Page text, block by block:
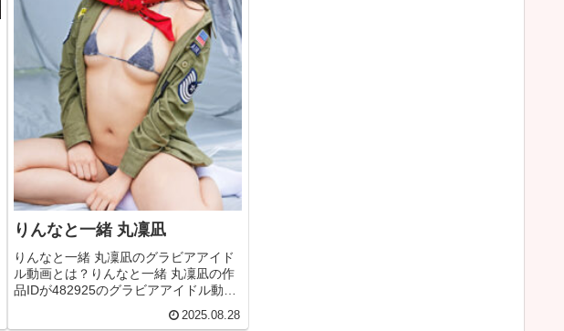
りんなと一緒 丸凜凪
りんなと一緒 丸凜凪のグラビアアイド
ル動画とは？りんなと一緒 丸凜凪の作
品IDが482925のグラビアアイドル動画
す！無料サンプル＆フル動画を見るり
2025.08.28